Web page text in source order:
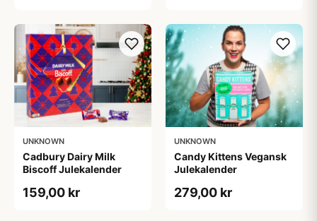
UNKNOWN
Cadbury Dairy Milk
Biscoff Julekalender
159,00 kr
UNKNOWN
Candy Kittens Vegansk
Julekalender
279,00 kr